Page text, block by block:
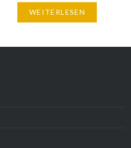
Scheiben mit Marmelade
WEITERLESEN